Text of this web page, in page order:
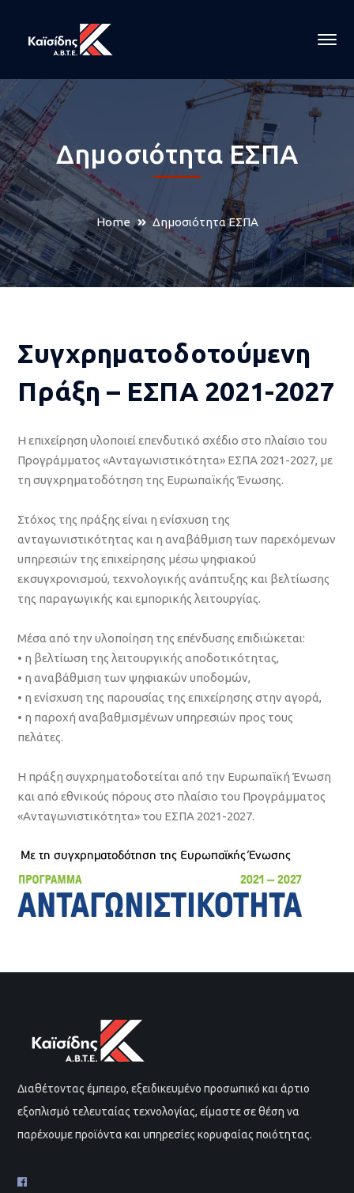
Δημοσιότητα ΕΣΠΑ
Home Δημοσιότητα ΕΣΠΑ
Συγχρηματοδοτούμενη
Πράξη – ΕΣΠΑ 2021-2027
Η επιχείρηση υλοποιεί επενδυτικό σχέδιο στο πλαίσιο του
Προγράμματος «Ανταγωνιστικότητα» ΕΣΠΑ 2021-2027, με
τη συγχρηματοδότηση της Ευρωπαϊκής Ένωσης.
Στόχος της πράξης είναι η ενίσχυση της
ανταγωνιστικότητας και η αναβάθμιση των παρεχόμενων
υπηρεσιών της επιχείρησης μέσω ψηφιακού
εκσυγχρονισμού, τεχνολογικής ανάπτυξης και βελτίωσης
της παραγωγικής και εμπορικής λειτουργίας.
Μέσα από την υλοποίηση της επένδυσης επιδιώκεται:
• η βελτίωση της λειτουργικής αποδοτικότητας,
• η αναβάθμιση των ψηφιακών υποδομών,
• η ενίσχυση της παρουσίας της επιχείρησης στην αγορά,
• η παροχή αναβαθμισμένων υπηρεσιών προς τους
πελάτες.
Η πράξη συγχρηματοδοτείται από την Ευρωπαϊκή Ένωση
και από εθνικούς πόρους στο πλαίσιο του Προγράμματος
«Ανταγωνιστικότητα» του ΕΣΠΑ 2021-2027.
Διαθέτοντας έμπειρο, εξειδικευμένο προσωπικό και άρτιο
εξοπλισμό τελευταίας τεχνολογίας, είμαστε σε θέση να
παρέχουμε προϊόντα και υπηρεσίες κορυφαίας ποιότητας.